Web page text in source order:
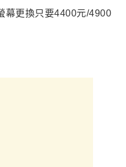
幕更換只要4400元/4900